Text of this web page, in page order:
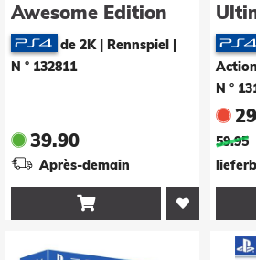
Awesome Edition
de 2K | Rennspiel
N ° 132811
39.90
Après-demain

N °
59.95